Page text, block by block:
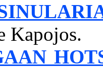
Kapojos.